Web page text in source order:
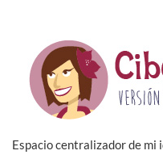
Espacio centralizador de mi